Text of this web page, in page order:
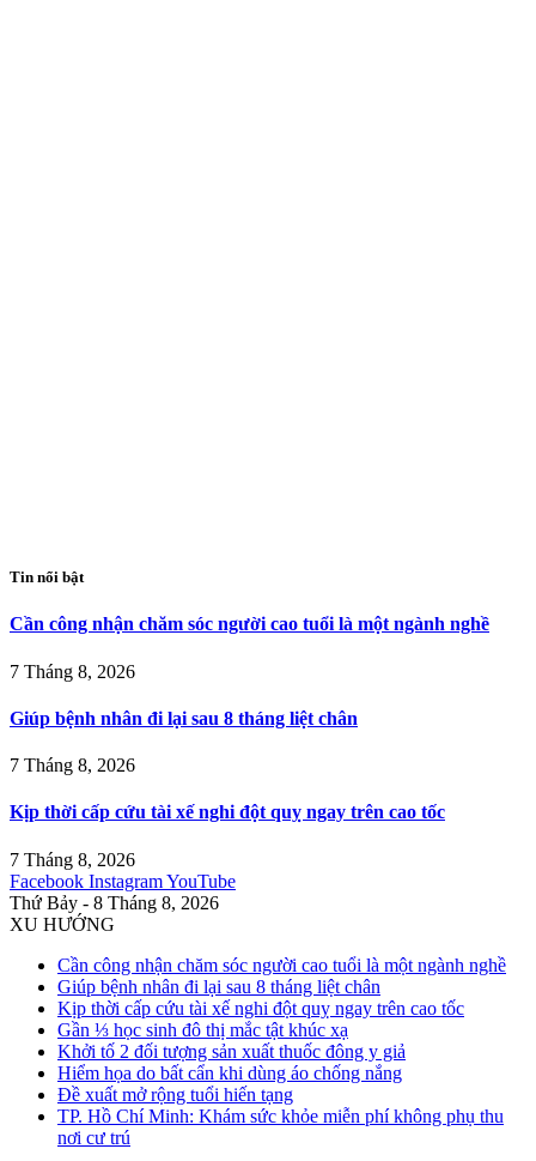
Tin nổi bật
Cần công nhận chăm sóc người cao tuổi là một ngành nghề
7 Tháng 8, 2026
Giúp bệnh nhân đi lại sau 8 tháng liệt chân
7 Tháng 8, 2026
Kịp thời cấp cứu tài xế nghi đột quỵ ngay trên cao tốc
7 Tháng 8, 2026
Facebook InstagramYouTube
Thứ Bảy - 8 Tháng 8, 2026
XU HƯỚNG
Cần công nhận chăm sóc người cao tuổi là một ngành nghề
Giúp bệnh nhân đi lại sau 8 tháng liệt chân
Kịp thời cấp cứu tài xế nghi đột quỵ ngay trên cao tốc
Gần ⅓ học sinh đô thị mắc tật khúc xạ
Khởi tố 2 đối tượng sản xuất thuốc đông y giả
Hiểm họa do bất cẩn khi dùng áo chống nắng
Đề xuất mở rộng tuổi hiến tạng
TP. Hồ Chí Minh: Khám sức khỏe miễn phí không phụ thu
nơi cư trú